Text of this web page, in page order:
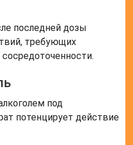
последней дозы
требующих
под
потенцирует действие